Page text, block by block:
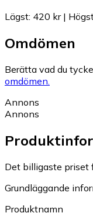
Lägst: 420 kr|
Omdömen
Berätta vad du
omdömen.
Annons
Annons
Det billigaste priset
Grundläggande
Produktnamn